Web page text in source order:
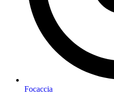
Focaccia